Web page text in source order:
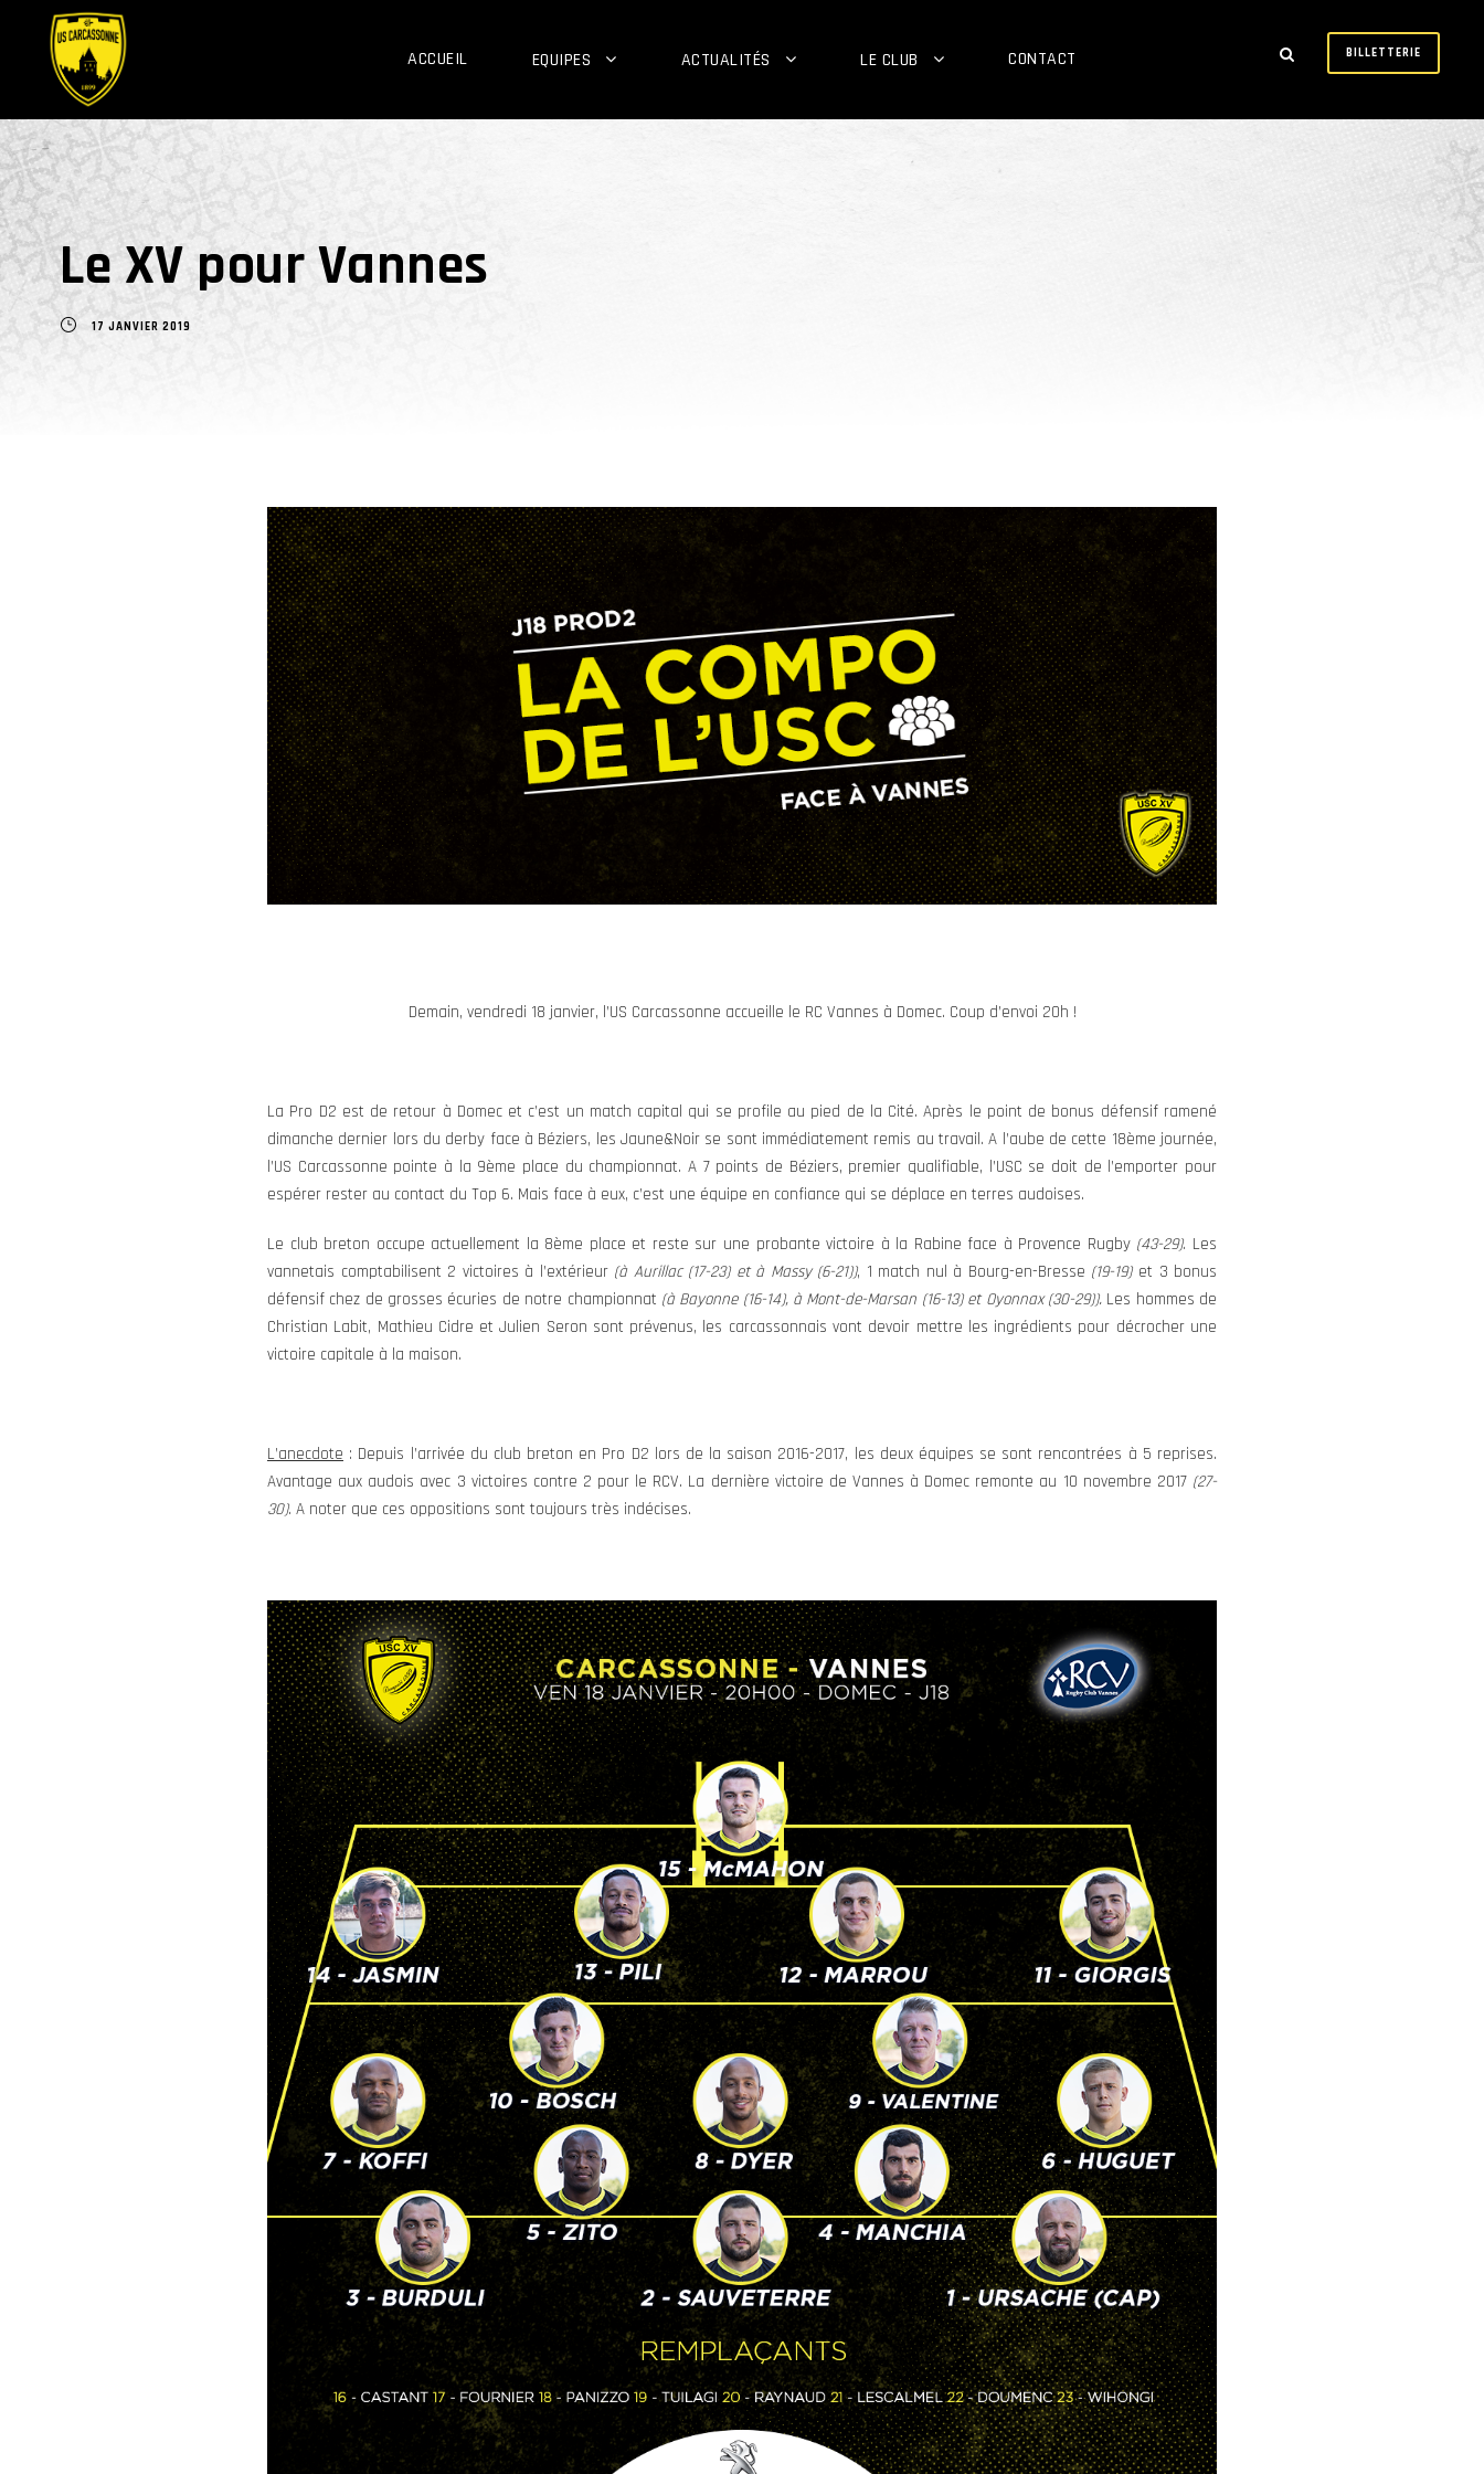
ACCUEIL EQUIPES ACTUALITÉS LE CLUB CONTACT BILLETTERIE
Le XV pour Vannes
17 JANVIER 2019
Demain, vendredi 18 janvier, l’US Carcassonne accueille le RC Vannes à Domec. Coup d’envoi 20h !
La Pro D2 est de retour à Domec et c’est un match capital qui se profile au pied de la Cité. Après le point de bonus défensif ramené
dimanche dernier lors du derby face à Béziers, les Jaune&Noir se sont immédiatement remis au travail. A l’aube de cette 18ème journée,
l’US Carcassonne pointe à la 9ème place du championnat. A 7 points de Béziers, premier qualifiable, l’USC se doit de l’emporter pour
espérer rester au contact du Top 6. Mais face à eux, c’est une équipe en confiance qui se déplace en terres audoises.
Le club breton occupe actuellement la 8ème place et reste sur une probante victoire à la Rabine face à Provence Rugby (43-29). Les
vannetais comptabilisent 2 victoires à l’extérieur (à Aurillac (17-23) et à Massy (6-21)), 1 match nul à Bourg-en-Bresse (19-19)et 3 bonus
défensif chez de grosses écuries de notre championnat (à Bayonne (16-14), à Mont-de-Marsan (16-13) et Oyonnax (30-29)).Les hommes de
Christian Labit, Mathieu Cidre et Julien Seron sont prévenus, les carcassonnais vont devoir mettre les ingrédients pour décrocher une
victoire capitale à la maison.
L’anecdote : Depuis l’arrivée du club breton en Pro D2 lors de la saison 2016-2017, les deux équipes se sont rencontrées à 5 reprises.
Avantage aux audois avec 3 victoires contre 2 pour le RCV. La dernière victoire de Vannes à Domec remonte au 10 novembre 2017 (27-
30). A noter que ces oppositions sont toujours très indécises.